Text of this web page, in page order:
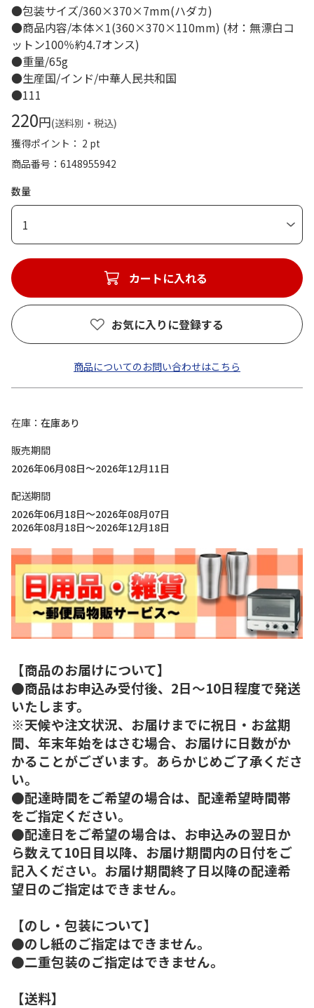
●包装サイズ/360×370×7mm(ハダカ)
●商品内容/本体×1(360×370×110mm) (材：無漂白コ
ットン100％約4.7オンス)
●重量/65g
●生産国/インド/中華人民共和国
●111
220円(送料別・税込)
獲得ポイント： 2 pt
商品番号
6148955942
数量
1
カートに入れる
お気に入りに登録する
商品についてのお問い合わせはこちら
在庫
在庫あり
販売期間
2026年06月08日～2026年12月11日
配送期間
2026年06月18日～2026年08月07日
2026年08月18日～2026年12月18日
【商品のお届けについて】
●商品はお申込み受付後、2日～10日程度で発送
いたします。
※天候や注文状況、お届けまでに祝日・お盆期
間、年末年始をはさむ場合、お届けに日数がか
かることがございます。あらかじめご了承くださ
い。
●配達時間をご希望の場合は、配達希望時間帯
をご指定ください。
●配達日をご希望の場合は、お申込みの翌日か
ら数えて10日目以降、お届け期間内の日付をご
記入ください。お届け期間終了日以降の配達希
望日のご指定はできません。
【のし・包装について】
●のし紙のご指定はできません。
●二重包装のご指定はできません。
【送料】